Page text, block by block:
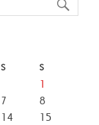
S S
1
7
8
14
15